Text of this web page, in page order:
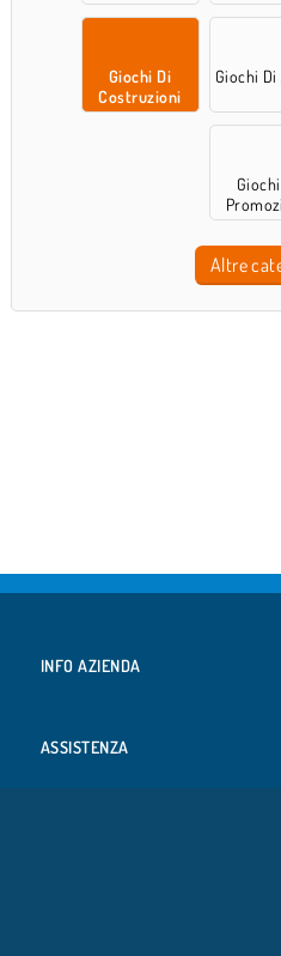
Giochi Di
Costruzioni
Giochi
Altre
INFO AZIENDA
ASSISTENZA